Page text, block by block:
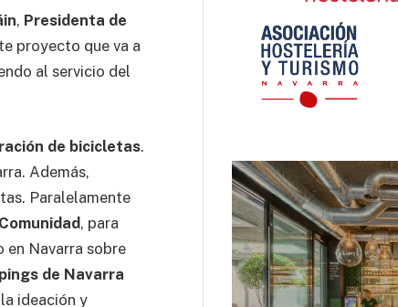
, Presidenta de
proyecto que va a
al servicio del
de bicicletas.
Además,
Paralelamente
, para
Navarra sobre
de Navarra
ideación y